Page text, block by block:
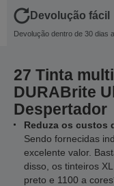
Devolução fácil
Devolução dentro de 30 dias
27 Tinta
DURABrite
Despertador
Reduza os custos
Sendo fornecidas
excelente valor.
disso, os tinteiros
preto e 1100 a